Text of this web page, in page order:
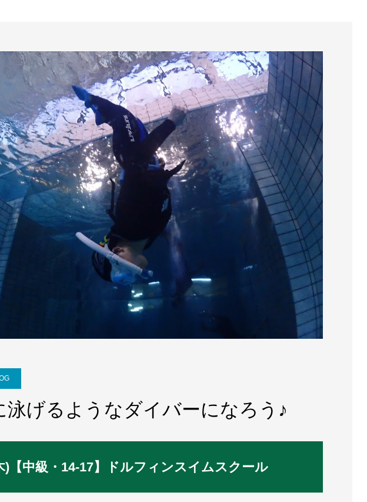
泳げるようなダイバーになろう♪
)【中級・14-17】ドルフィンスイムスクール